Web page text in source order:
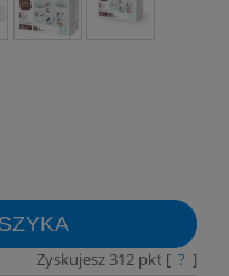
Zyskujesz 312pkt [ ? ]